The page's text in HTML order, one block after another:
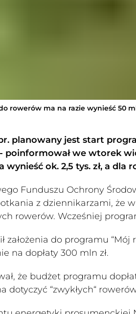
rowerów ma na razie wynieść 50
planowany jest start
poinformował we wtorek
wynieść ok. 2,5 tys. zł, a dla
Funduszu Ochrony
z dziennikarzami,
rowerów. Wcześniej
założenia do programu
na dopłaty 300 mln zł.
że budżet programu
dotyczyć “zwykłych“